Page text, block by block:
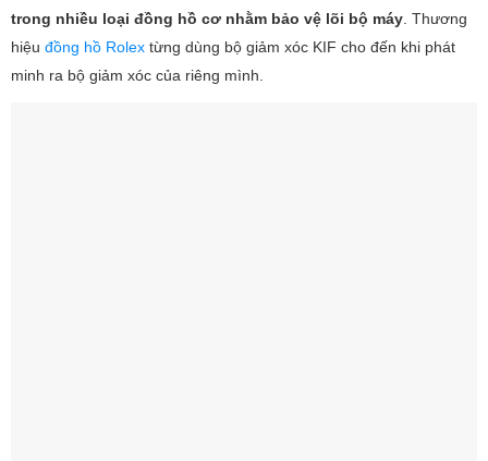
trong nhiều loại đồng hồ cơ nhằm bảo vệ lõi bộ máy . Thương
hiệu đồng hồ Rolex từng dùng bộ giảm xóc KIF cho đến khi phát
minh ra bộ giảm xóc của riêng mình.